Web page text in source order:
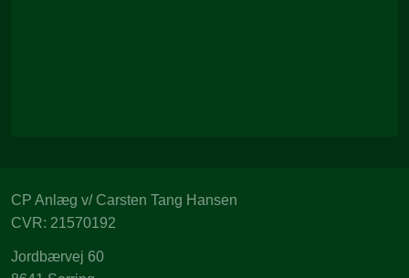
CP Anlæg v/ Carsten Tang Hansen
CVR: 21570192
Jordbærvej 60